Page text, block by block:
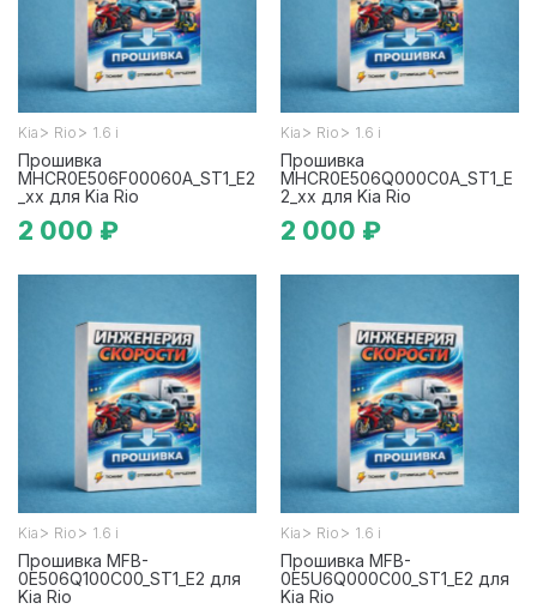
Kia > Rio > 1.6 i
Прошивка
MHCR0E506F00060A_ST1_E2
_xx для Kia Rio
2 000 ₽
Kia > Rio > 1.6 i
Прошивка
MHCR0E506Q000C0A_ST1_E
2_xx для Kia Rio
2 000 ₽
Kia > Rio > 1.6 i
Прошивка MFB-
0E506Q100C00_ST1_E2 для
Kia Rio
Kia > Rio > 1.6 i
Прошивка MFB-
0E5U6Q000C00_ST1_E2 для
Kia Rio